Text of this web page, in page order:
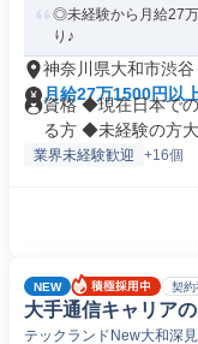
◎未経験から月給27
り♪
神奈川県大和市渋谷
月給27万1500円以
資格 ◆現在日本で
る方 ◆未経験の方
業界未経験歓迎 +16個
NEW 契約
大手通信キャリア
テックランドNew大和深